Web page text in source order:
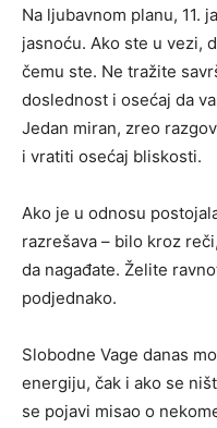
Na ljubavnom planu, 11.
jasnoću. Ako ste u vezi,
čemu ste. Ne tražite
doslednost i osećaj da
Jedan miran, zreo
i vratiti osećaj bliskosti.
Ako je u odnosu
razrešava – bilo kroz
da nagađate. Želite
podjednako.
Slobodne Vage danas
energiju, čak i ako se
se pojavi misao o